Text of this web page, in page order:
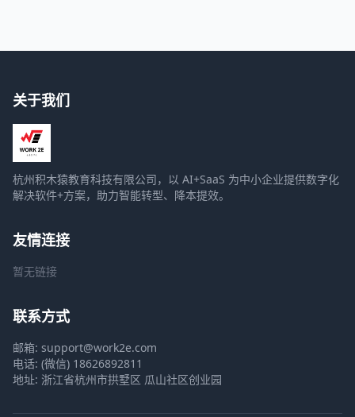
关于我们
杭州积木猿教育科技有限公司，以 AI+SaaS 为中小企业提供数字化
解决软件+方案，助力智能转型、降本提效。
友情连接
暂无链接
联系方式
邮箱: support@work2e.com
电话: (微信) 18626892811
地址: 浙江省杭州市拱墅区 瓜山社区创业园